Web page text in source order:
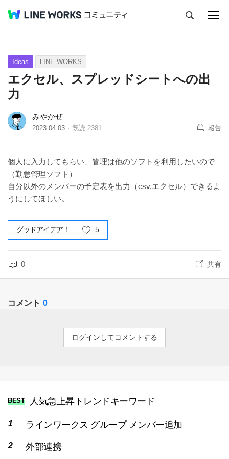
Q&A Tips Ideas
Ideas LINE WORKS
エクセル、スプレッドシートへの出
力
みやかぜ
2023.04.03 既読 2381 報告
個人に入力してもらい、管理は他のソフトを利用したいので​
（勤怠管理ソフト）
自分以外のメンバーの予定表を出力（csv,エクセル）できるよ
うにしてほしい。
グッドアイデア！ 5
0 共有
コメント 0
ログインしてコメントする
BEST 人気急上昇トレンドキーワード
ラインワークス グループ メンバー追加
外部連携